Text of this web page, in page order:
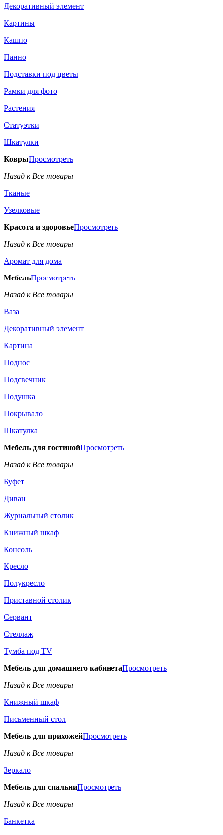
Декоративный элемент
Картины
Кашпо
Панно
Подставки под цветы
Рамки для фото
Растения
Статуэтки
Шкатулки
КоврыПросмотреть
Назад к Все товары
Тканые
Узелковые
Красота и здоровьеПросмотреть
Назад к Все товары
Аромат для дома
МебельПросмотреть
Назад к Все товары
Ваза
Декоративный элемент
Картина
Поднос
Подсвечник
Подушка
Покрывало
Шкатулка
Мебель для гостинойПросмотреть
Назад к Все товары
Буфет
Диван
Журнальный столик
Книжный шкаф
Консоль
Кресло
Полукресло
Приставной столик
Сервант
Стеллаж
Тумба под TV
Мебель для домашнего кабинетаПросмотреть
Назад к Все товары
Книжный шкаф
Письменный стол
Мебель для прихожейПросмотреть
Назад к Все товары
Зеркало
Мебель для спальниПросмотреть
Назад к Все товары
Банкетка